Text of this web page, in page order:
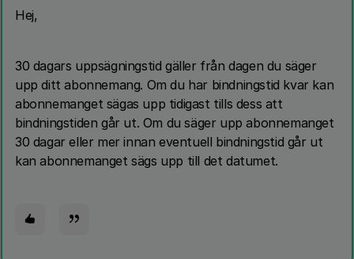
Hej,
30 dagars uppsägningstid gäller från dagen du säger
upp ditt abonnemang. Om du har bindningstid kvar kan
abonnemanget sägas upp tidigast tills dess att
bindningstiden går ut. Om du säger upp abonnemanget
30 dagar eller mer innan eventuell bindningstid går ut
kan abonnemanget sägs upp till det datumet.